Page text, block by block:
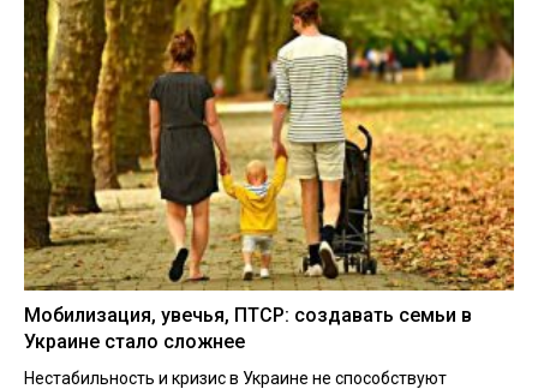
Мобилизация, увечья, ПТСР: создавать семьи в
Украине стало сложнее
Нестабильность и кризис в Украине не способствуют